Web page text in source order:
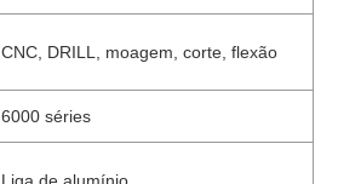
CNC, DRILL, moagem, corte, flexão
6000 séries
Liga de alumínio